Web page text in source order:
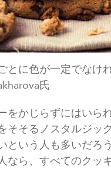
とに色が一定でなけ
氏
かじらずにはいら
そそるノスタルジッ
という人も多いだろ
なら、すべてのクッ